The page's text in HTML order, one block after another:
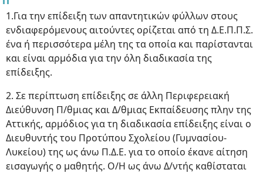
1.Για την επίδειξη των απαντητικών φύλλων στους
ενδιαφερόμενους αιτούντες ορίζεται από τη Δ.Ε.Π.Π.Σ.
ένα ή περισσότερα μέλη της τα οποία και παρίστανται
και είναι αρμόδια για την όλη διαδικασία της
επίδειξης.
2. Σε περίπτωση επίδειξης σε άλλη Περιφερειακή
Διεύθυνση Π/θμιας και Δ/θμιας Εκπαίδευσης πλην της
Αττικής, αρμόδιος για τη διαδικασία επίδειξης είναι ο
Διευθυντής του Προτύπου Σχολείου (Γυμνασίου-
Λυκείου) της ως άνω Π.Δ.Ε. για το οποίο έκανε αίτηση
εισαγωγής ο μαθητής. Ο/Η ως άνω Δ/ντής καθίσταται